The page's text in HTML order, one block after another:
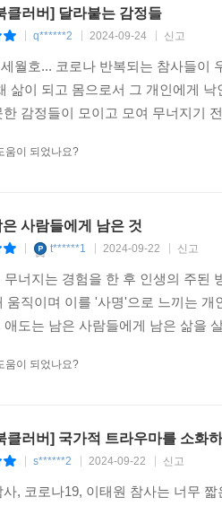
체 언제부터 우리 공동체가 갈라진
행위와 달리, 비난과 혐오 표현은
가 제공하는 보편적 의료 서비
심함으로 무장한 구조의 처분
다림은 때론 무심함을 넘어 무자
감염자로 끝까지 의심을 받으며
일 기다리며 경과를 지켜보라
마’로 이어질 수 있음을 경고한다.
괴한다”고 설명한다. 연이은 참사
과 무시는 모두의 트라우마가 되어
린 시절, 돌봄의 가치가 벼랑 끝에 내
의과대학 춘천성심병원 내과
터 의료진을 보호하는 효과를 냈
람의 죽어감을 곁에서 바라보는
클러버] 달라붙는 감정들
q******2 2024-09-24 신고
월호... 코로나 반복되는 참사들이
삶이 되고 몸으로서 그 개인에게
한 감정들이 모이고 모여 무너지기
움이 되었나요?
은 사람들에게 남은 것
t******1 2024-09-22 신고
무너지는 경험을 한 후 인생의 주된
움직이며 이를 '사명'으로 느끼는
애도는 남은 사람들에게 남은 삶을
움이 되었나요?
클러버] 국가적 트라우마를 소화
s******2 2024-09-22 신고
, 코로나19, 이태원 참사는 너무